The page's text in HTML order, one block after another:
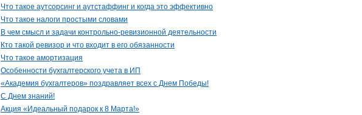
Что такое аутсорсинг и аутстаффинг и когда это эффективно
Что такое налоги простыми словами
В чем смысл и задачи контрольно-ревизионной деятельности
Кто такой ревизор и что входит в его обязанности
Что такое амортизация
Особенности бухгалтерского учета в ИП
«Академия бухгалтеров» поздравляет всех с Днем Победы!
С Днем знаний!
Акция «Идеальный подарок к 8 Марта!»